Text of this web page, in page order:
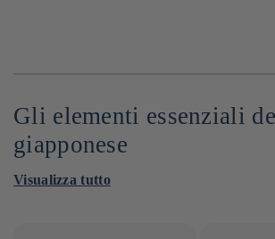
Gli elementi essenziali
giapponese
Visualizza tutto